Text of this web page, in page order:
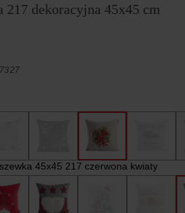
217 dekoracyjna 45x45 cm
45x45 217 czerwona kwiaty